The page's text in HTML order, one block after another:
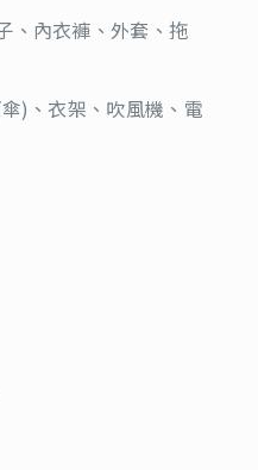
、內衣褲、外套、拖
)、衣架、吹風機、電